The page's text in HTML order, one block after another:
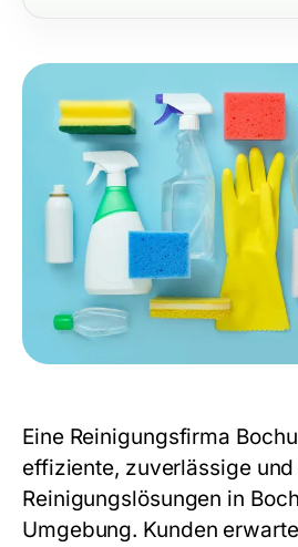
Eine Reinigungsfirma
effiziente, zuverlässige
Reinigungslösungen in
Umgebung. Kunden